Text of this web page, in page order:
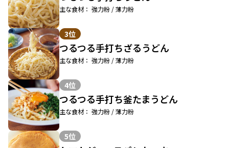
主な食材： 強力粉 / 薄力粉
3位
つるつる手打ちざるうどん
主な食材： 強力粉 / 薄力粉
4位
つるつる手打ち釜たまうどん
主な食材： 強力粉 / 薄力粉
5位